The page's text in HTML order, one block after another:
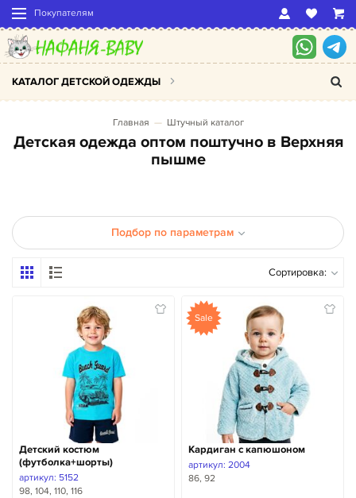
Покупателям
КАТАЛОГ ДЕТСКОЙ ОДЕЖДЫ
Главная Штучный каталог
Детская одежда оптом поштучно в Верхняя
пышме
Подбор по параметрам
Сортировка:
Детский костюм
(футболка+шорты)
артикул: 5152
98, 104, 110, 116
Sale
Кардиган с капюшоном
артикул: 2004
86, 92